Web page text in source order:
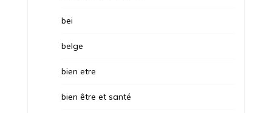
bei
belge
bien etre
bien être et santé